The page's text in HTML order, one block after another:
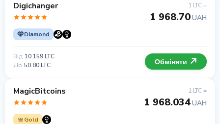
Digichanger
Diamond
1 LTC =
1 968.70UAH
Від 10.159 LTC
До 50.80 LTC Обміняти
MagicBitcoins
Gold
1 LTC =
1 968.034UAH